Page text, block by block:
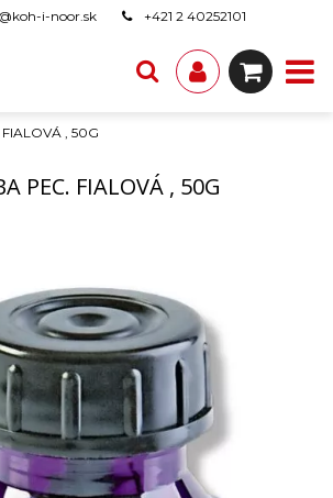
i-noor.sk +421 2 40252101
, 50G
PEC. FIALOVÁ , 50G